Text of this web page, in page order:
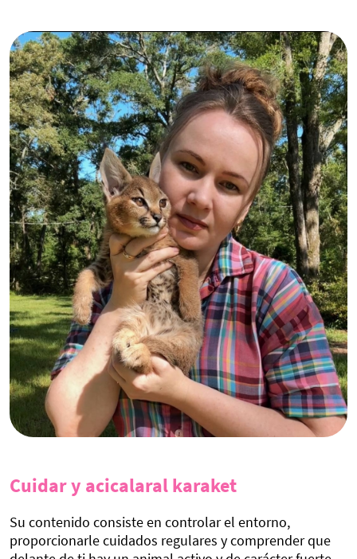
Cuidar y acicalaralkaraket
Su contenido consiste en controlar el entorno,
proporcionarle cuidados regulares y comprender que